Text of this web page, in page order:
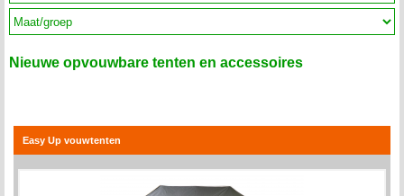
Nieuwe opvouwbare tenten en accessoires
Easy Up vouwtenten